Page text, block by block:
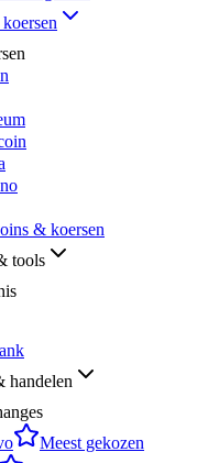
& koersen
tools
handelen
Meest gekozen